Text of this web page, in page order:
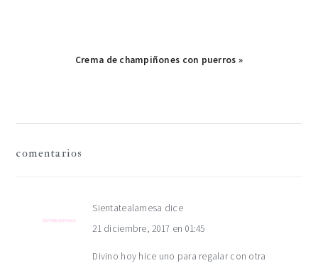
Publicación
Crema de champiñones con puerros »
interacciones
lectores
comentarios
Sientatealamesa dice
21 diciembre, 2017 en 01:45
Divino hoy hice uno para regalar con otra